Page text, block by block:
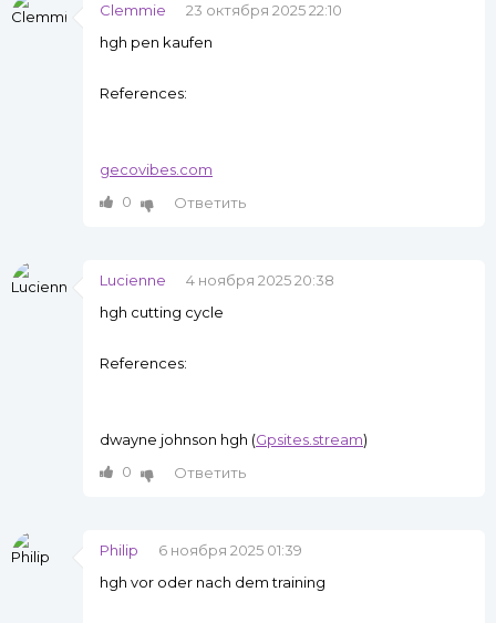
Clemmie
23 октября 2025 22:10
hgh pen kaufen
References:
gecovibes.com
0
Ответить
Lucienne
4 ноября 2025 20:38
hgh cutting cycle
References:
dwayne johnson hgh (Gpsites.stream)
0
Ответить
Philip
6 ноября 2025 01:39
hgh vor oder nach dem training